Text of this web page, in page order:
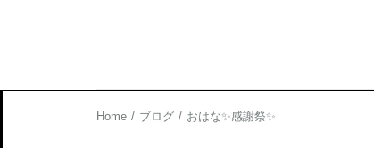
Home ブログ おはな✨感謝祭✨